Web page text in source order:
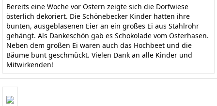
Bereits eine Woche vor Ostern zeigte sich die Dorfwiese
österlich dekoriert. Die Schönebecker Kinder hatten ihre
bunten, ausgeblasenen Eier an ein großes Ei aus Stahlrohr
gehängt. Als Dankeschön gab es Schokolade vom Osterhasen.
Neben dem großen Ei waren auch das Hochbeet und die
Bäume bunt geschmückt. Vielen Dank an alle Kinder und
Mitwirkenden!